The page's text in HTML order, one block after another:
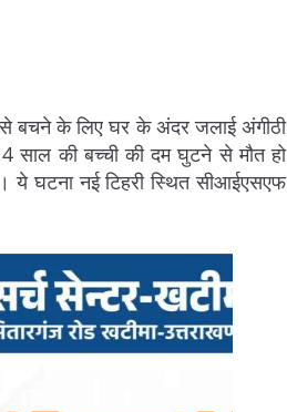
से बचने के लिए घर के अंदर जलाई अंगीठी
साल की बच्ची की दम घुटने से मौत हो
ये घटना नई टिहरी स्थित सीआईएसएफ